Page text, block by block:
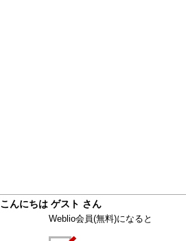
こんにちは ゲスト さん
Weblio会員(無料)になると